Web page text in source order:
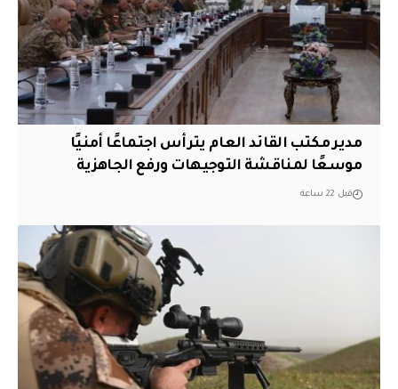
مدير مكتب القائد العام يترأس اجتماعًا أمنيًا
موسعًا لمناقشة التوجيهات ورفع الجاهزية
قبل 22 ساعة